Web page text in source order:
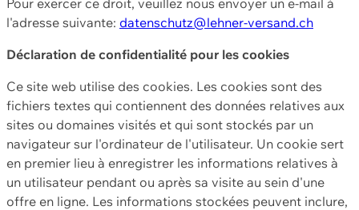
l'adresse suivante: datenschutz@lehner-versand.ch
Déclaration de confidentialité pour les cookies
Ce site web utilise des cookies. Les cookies sont des
fichiers textes qui contiennent des données relatives aux
sites ou domaines visités et qui sont stockés par un
navigateur sur l'ordinateur de l'utilisateur. Un cookie sert
en premier lieu à enregistrer les informations relatives à
un utilisateur pendant ou après sa visite au sein d'une
offre en ligne. Les informations stockées peuvent inclure,